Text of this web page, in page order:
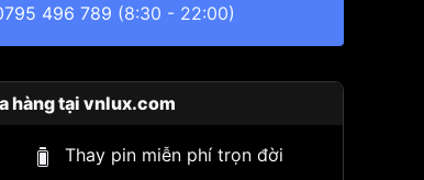
496 789 (8:30 - 22:00)
hàng tại vnlux.com
Thay pin miễn phí trọn đời